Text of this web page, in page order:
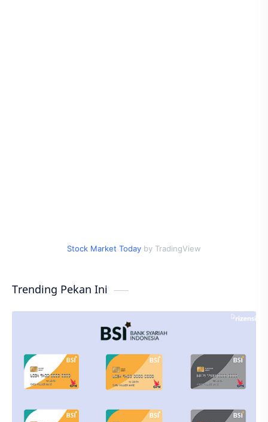
Stock Market Today by TradingView
Trending Pekan Ini